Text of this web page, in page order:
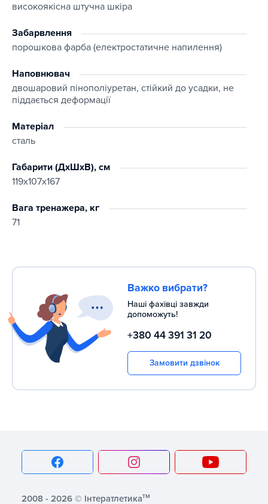
високоякісна штучна шкіра
Забарвлення
порошкова фарба (електростатичне напилення)
Наповнювач
двошаровий пінополіуретан, стійкий до усадки, не
піддається деформації
Матеріал
сталь
Габарити (ДхШхВ), см
119x107x167
Вага тренажера, кг
71
Важко вибрати?
Наші фахівці завжди
допоможуть!
+380 44 391 31 20
Замовити дзвінок
2008 - 2026 © Інтератлетикатм